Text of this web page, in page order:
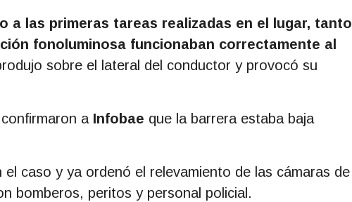
a las primeras tareas realizadas en el lugar, tanto
fonoluminosa funcionaban correctamente al
sobre el lateral del conductor y provocó su
a Infobae que la barrera estaba baja
caso y ya ordenó el relevamiento de las cámaras de
bomberos, peritos y personal policial.